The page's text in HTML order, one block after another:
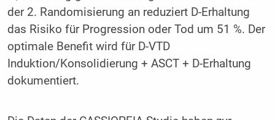
der 2. Randomisierung an reduziert D-Erhaltung
das Risiko für Progression oder Tod um 51 %. Der
optimale Benefit wird für D-VTD
Induktion/Konsolidierung + ASCT + D-Erhaltung
dokumentiert.